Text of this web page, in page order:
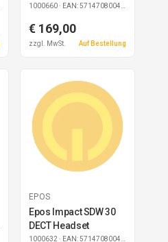
1000660 · EAN: 5714708004615
€ 169,00
zzgl. MwSt. Auf Bestellung
EPOS
Epos Impact SDW 30
DECT Headset
1000632 · EAN: 5714708004332